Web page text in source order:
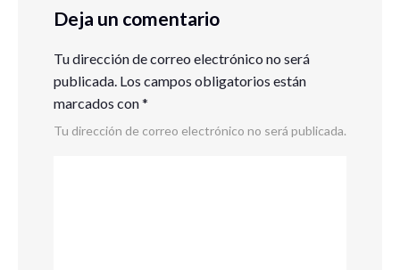
Deja un comentario
Tu dirección de correo electrónico no será
publicada. Los campos obligatorios están
marcados con*
Tu dirección de correo electrónico no será publicada.